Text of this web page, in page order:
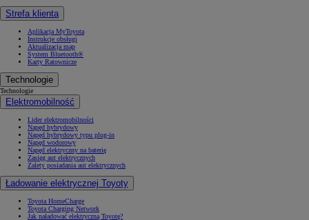
Strefa klienta
Aplikacja MyToyota
Instrukcje obsługi
Aktualizacja map
System Bluetooth®
Karty Ratownicze
Technologie
Technologie
Elektromobilność
Lider elektromobilności
Napęd hybrydowy
Napęd hybrydowy typu plug-in
Napęd wodorowy
Napęd elektryczny na baterię
Zasięg aut elektrycznych
Zalety posiadania aut elektrycznych
Ładowanie elektrycznej Toyoty
Toyota HomeCharge
Toyota Charging Network
Jak naładować elektryczną Toyotę?